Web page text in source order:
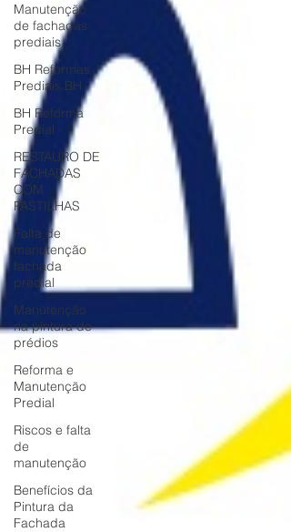
Manutenção
de fachadas
prediais
BH Reformas
Prediais BH
BH Reforma
Predial
RESTAURO DE
FACHADAS
COM
PASTILHAS
Falta de
manutenção
fachada
predial
Manutenção
na pintura de
prédios
Reforma e
Manutenção
Predial
Riscos e falta
de
manutenção
Benefícios da
Pintura da
Fachada